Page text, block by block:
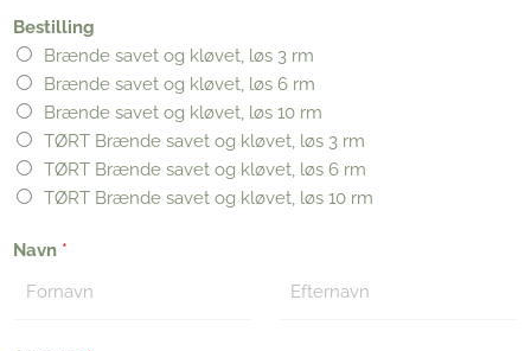
Bestilling
Brænde savet og kløvet, løs 3 rm
Brænde savet og kløvet, løs 6 rm
Brænde savet og kløvet, løs 10 rm
TØRT Brænde savet og kløvet, løs 3 rm
TØRT Brænde savet og kløvet, løs 6 rm
TØRT Brænde savet og kløvet, løs 10 rm
Navn *